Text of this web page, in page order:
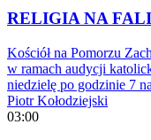
RELIGIA NA FALI
Kościół na Pomorzu
w ramach audycji
niedzielę po godzinie 7
Piotr Kołodziejski
03:00